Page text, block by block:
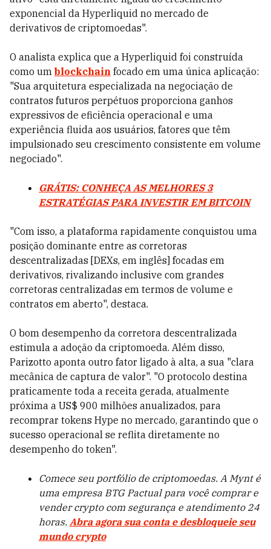
exponencial da Hyperliquid no mercado de
derivativos de criptomoedas".
O analista explica que a Hyperliquid foi construída
como um blockchain focado em uma única aplicação:
"Sua arquitetura especializada na negociação de
contratos futuros perpétuos proporciona ganhos
expressivos de eficiência operacional e uma
experiência fluida aos usuários, fatores que têm
impulsionado seu crescimento consistente em volume
negociado".
GRÁTIS: CONHEÇA AS MELHORES 3
ESTRATÉGIAS PARA INVESTIR EM BITCOIN
"Com isso, a plataforma rapidamente conquistou uma
posição dominante entre as corretoras
descentralizadas [DEXs, em inglês] focadas em
derivativos, rivalizando inclusive com grandes
corretoras centralizadas em termos de volume e
contratos em aberto", destaca.
O bom desempenho da corretora descentralizada
estimula a adoção da criptomoeda. Além disso,
Parizotto aponta outro fator ligado à alta, a sua "clara
mecânica de captura de valor". "O protocolo destina
praticamente toda a receita gerada, atualmente
próxima a US$ 900 milhões anualizados, para
recomprar tokens Hype no mercado, garantindo que o
sucesso operacional se reflita diretamente no
desempenho do token".
Comece seu portfólio de criptomoedas. A Mynt é
uma empresa BTG Pactual para você comprar e
vender crypto com segurança e atendimento 24
horas. Abra agora sua conta e desbloqueie seu
mundo crypto